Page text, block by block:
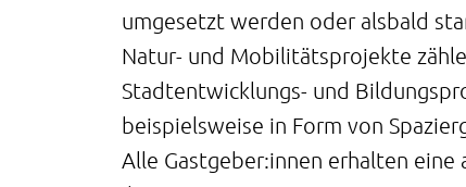
umgesetzt werden oder alsbald
Natur- und Mobilitätsprojekte
Stadtentwicklungs- und
beispielsweise in Form von
Alle Gastgeber:innen erhalten